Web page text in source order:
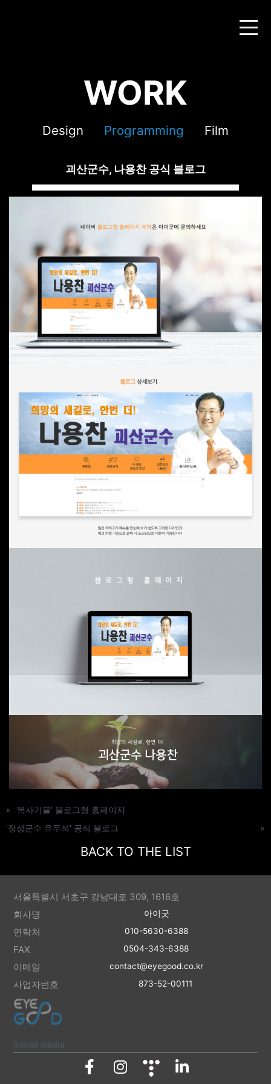
WORK
Design Programming Film
괴산군수, 나용찬 공식 블로그
« '복사기몰' 블로그형 홈페이지
'장성군수 유두석' 공식 블로그
»
BACK TO THE LIST
서울특별시 서초구 강남대로 309, 1616호
회사명
아이굿
연락처 010-5630-6388
FAX 0504-343-6388
이메일 contact@eyegood.co.kr
사업자번호 873-52-00111
Social media